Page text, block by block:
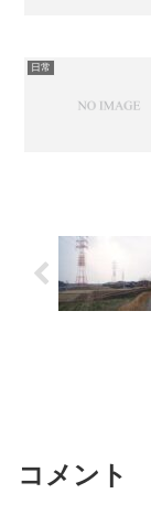
日常
コメント